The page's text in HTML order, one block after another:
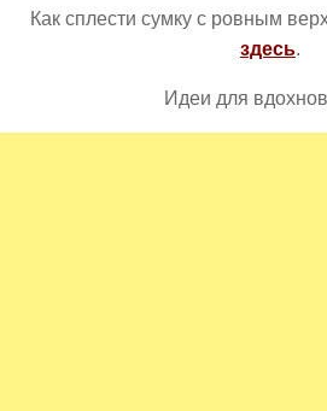
Как сплести сумку с ровным
здесь.
Идеи для